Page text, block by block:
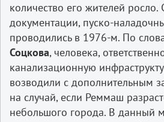
количество его жителей росло.
документации, пуско-
проводились в 1976-м. По
Соцкова, человека,
канализационную
возводили с дополнительным
на случай, если Реммаш
небольшого города. В данный